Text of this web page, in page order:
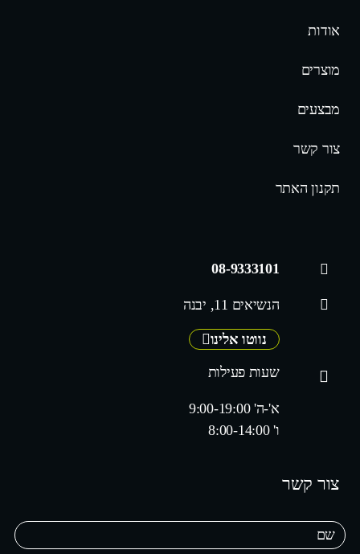
אודות
מוצרים
מבצעים
צור קשר
תקנון האתר
08-9333101
הנשיאים 11, יבנה
נווטו אלינו
שעות פעילות
א'-ה' 9:00-19:00
ו' 8:00-14:00
צור קשר